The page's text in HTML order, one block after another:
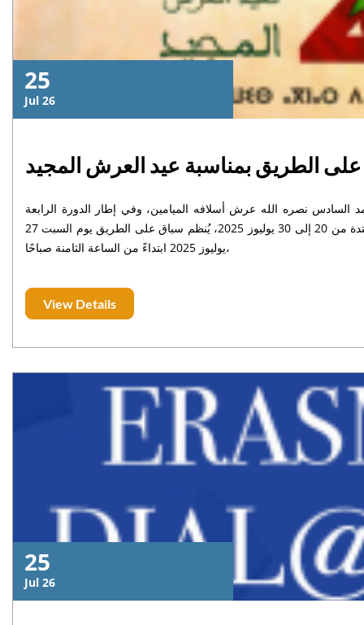
25
Jul 26
الطريق بمناسبة عيد العرش المجيد
السادس نصره الله عرش أسلافه الميامين، وفي إطار الدورة الرابعة
للأنشطة الرياضية والفنية والثقافية التي يشهدها إقليم بني ملال خلال الفترة الممتدة من 20 إلى 30 يوليوز 2025، يُنظم سباق على الطريق يوم السبت 27
يوليوز 2025 ابتداءً من الساعة الثامنة صباحًا،
View Details
25
Jul 26